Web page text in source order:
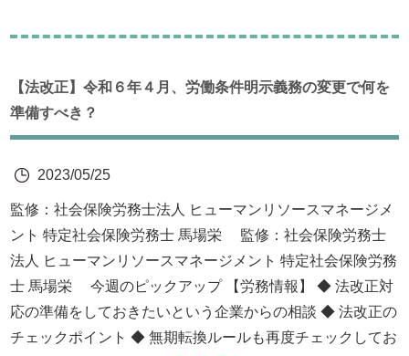
【法改正】令和６年４月、労働条件明示義務の変更で何を
準備すべき？
2023/05/25
監修：社会保険労務士法人 ヒューマンリソースマネージメ
ント 特定社会保険労務士 馬場栄 監修：社会保険労務士
法人 ヒューマンリソースマネージメント 特定社会保険労務
士 馬場栄 今週のピックアップ 【労務情報】 ◆ 法改正対
応の準備をしておきたいという企業からの相談 ◆ 法改正の
チェックポイント ◆ 無期転換ルールも再度チェックしてお